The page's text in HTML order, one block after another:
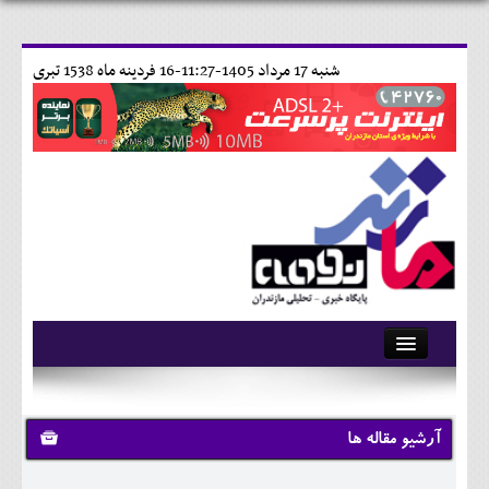
16 فردينه ماه 1538 تبری شنبه 17 مرداد 1405-11:27-
آرشیو
تماس با ما
وبلاگ
آرشیو مقاله ها